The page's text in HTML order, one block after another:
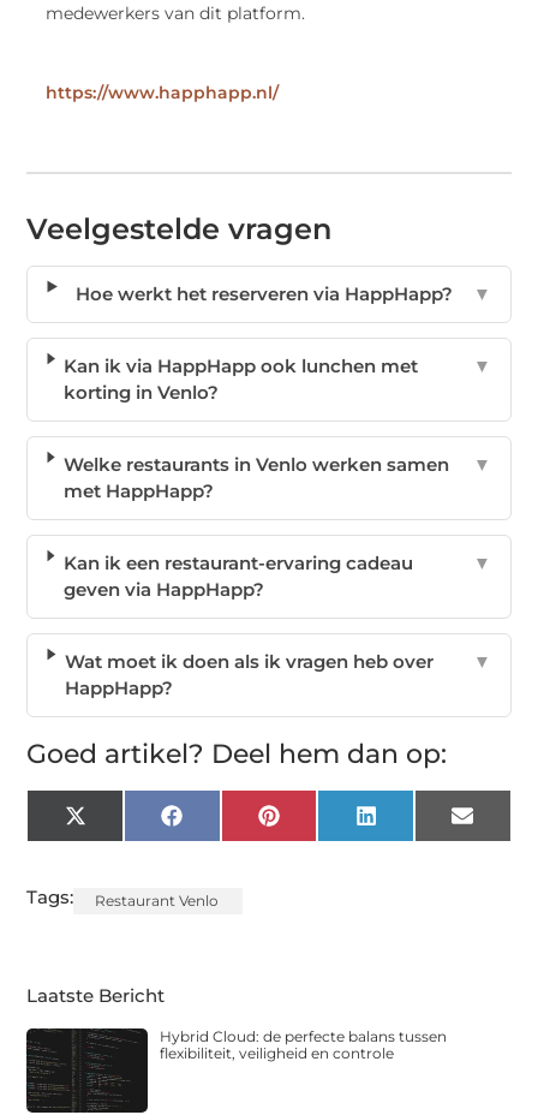
medewerkers van dit platform.
https://www.happhapp.nl/
Veelgestelde vragen
Hoe werkt het reserveren via HappHapp? ▼
Kan ik via HappHapp ook lunchen met
korting in Venlo?
▼
Welke restaurants in Venlo werken samen
met HappHapp?
▼
Kan ik een restaurant-ervaring cadeau
geven via HappHapp?
▼
Wat moet ik doen als ik vragen heb over
HappHapp?
▼
Goed artikel? Deel hem dan op:
X
(Twitter)
FacebookPinterest LinkedIn Email
Tags: Restaurant Venlo
Laatste Bericht
Hybrid Cloud: de perfecte balans tussen
flexibiliteit, veiligheid en controle